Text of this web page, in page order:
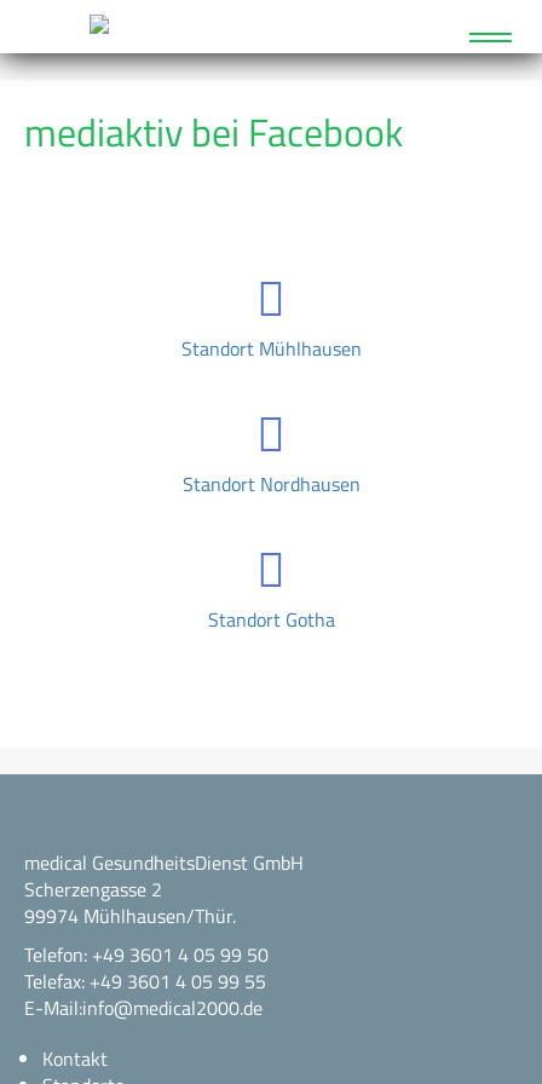
mediaktiv bei Facebook
Standort Mühlhausen
Standort Nordhausen
Standort Gotha
medical GesundheitsDienst GmbH
Scherzengasse 2
99974 Mühlhausen/Thür.
Telefon: +49 3601 4 05 99 50
Telefax: +49 3601 4 05 99 55
E-Mail:info@medical2000.de
Kontakt